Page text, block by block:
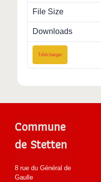
File Size
Downloads
Télécharger
Commune
de Stetten
8 rue du Général de
Gaulle